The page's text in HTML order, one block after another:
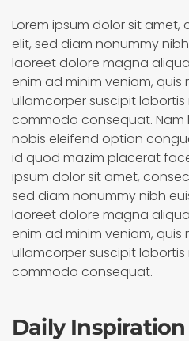
Lorem ipsum dolor sit
elit, sed diam nonummy
laoreet dolore magna
enim ad minim veniam,
ullamcorper suscipit lobortis
commodo consequat. Nam
nobis eleifend option
id quod mazim placerat
ipsum dolor sit amet,
sed diam nonummy nibh
laoreet dolore magna
enim ad minim veniam,
ullamcorper suscipit lobortis
commodo consequat.
Daily Inspiration